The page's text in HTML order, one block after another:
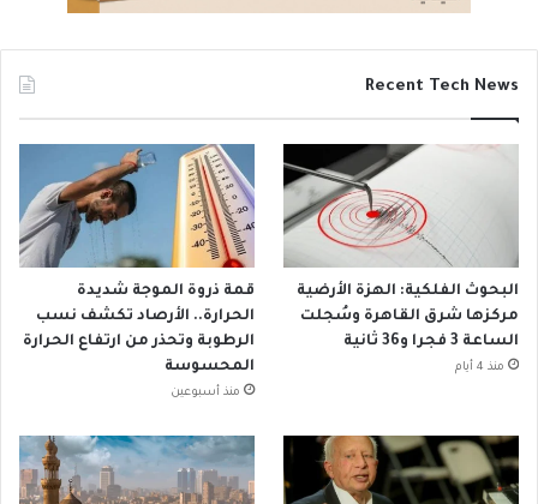
Recent Tech News
البحوث الفلكية: الهزة الأرضية
مركزها شرق القاهرة وسُجلت
الساعة 3 فجرا و36 ثانية
منذ 4 أيام
قمة ذروة الموجة شديدة
الحرارة.. الأرصاد تكشف نسب
الرطوبة وتحذر من ارتفاع الحرارة
المحسوسة
منذ أسبوعين